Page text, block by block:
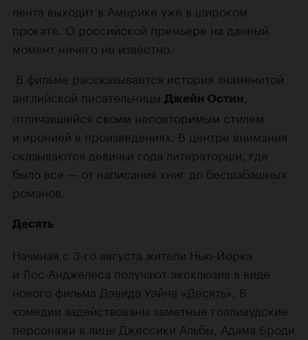
лента выходит в Америке уже в широком
прокате. О российской премьере на данный
момент ничего не известно.
В фильме рассказывается история знаменитой
английской писательницы Джейн Остин
отличавшейся своим неповторимым стилем
и иронией в произведениях. В центре внимания
оказываются девичьи года литераторши, где
было все — от написания книг до бесшабашных
романов.
Десять
Начиная с 3-го августа жители Нью-Йорка
и Лос-Анджелеса получают эксклюзив в виде
нового фильма Дэвида Уэйна «Десять». В
комедии задействованы заметные голливудские
персонажи в лице Джессики Альбы Адама Броди